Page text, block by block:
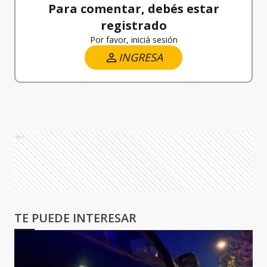
Para comentar, debés estar
registrado
Por favor, iniciá sesión
INGRESA
Ads
TE PUEDE INTERESAR